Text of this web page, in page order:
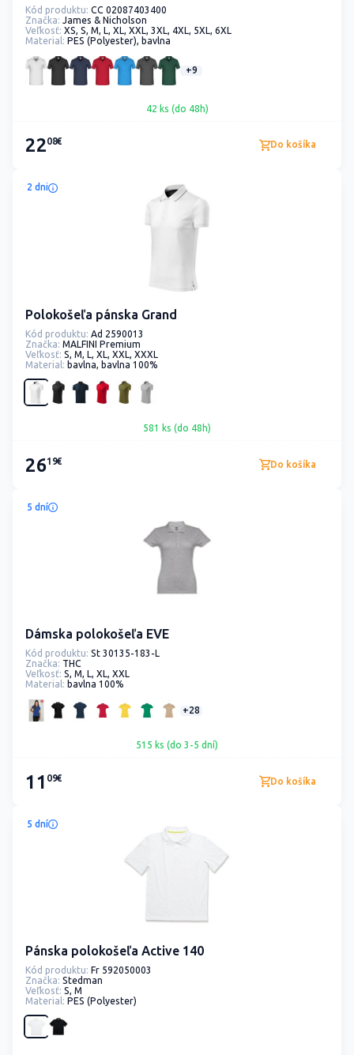
Kód produktu: CC 02087403400
Značka: James & Nicholson
Veľkosť: XS, S, M, L, XL, XXL, 3XL, 4XL, 5XL, 6XL
Material: PES (Polyester), bavlna
+9
42 ks (do 48h)
2208€ Do košíka
2 dni
Polokošeľa pánska Grand
Kód produktu: Ad 2590013
Značka: MALFINI Premium
Veľkosť: S, M, L, XL, XXL, XXXL
Material: bavlna, bavlna 100%
581 ks (do 48h)
2619€ Do košíka
5 dní
Dámska polokošeľa EVE
Kód produktu: St 30135-183-L
Značka: THC
Veľkosť: S, M, L, XL, XXL
Material: bavlna 100%
+28
515 ks (do 3-5 dní)
11 09€ Do košíka
5 dní
Pánska polokošeľa Active 140
Kód produktu: Fr 592050003
Značka: Stedman
Veľkosť: S, M
Material: PES (Polyester)